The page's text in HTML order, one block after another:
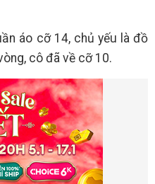
áo cỡ 14, chủ yếu là đồ
cô đã về cỡ 10.